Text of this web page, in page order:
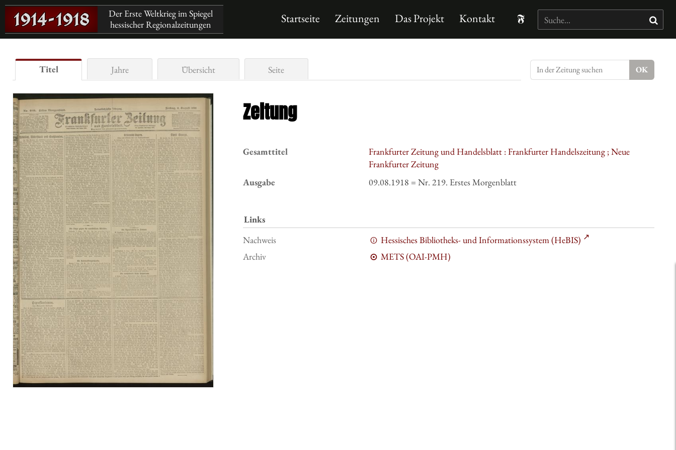
Der Erste Weltkrieg im Spiegel
hessischer Regionalzeitungen
Startseite Zeitungen Das Projekt Kontakt
Titel Jahre Übersicht Seite
Zeitung
Gesamttitel
Frankfurter Zeitung und Handelsblatt : Frankfurter Handelszeitung ; Neue
Frankfurter Zeitung
Ausgabe
09.08.1918 = Nr. 219. Erstes Morgenblatt
Links
Nachweis
Hessisches Bibliotheks- und Informationssystem (HeBIS)
Archiv
METS (OAI-PMH)